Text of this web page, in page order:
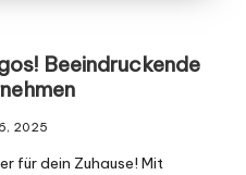
Beeindruckende
2025
für dein Zuhause! Mit